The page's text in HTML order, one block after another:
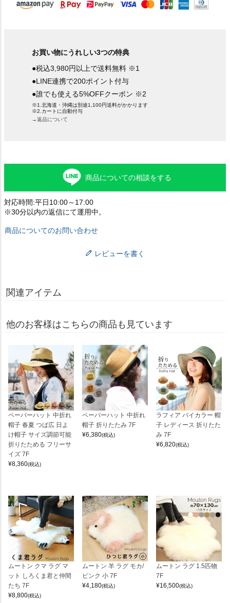
お買い物にうれしい3つの特典
●税込3,980円以上で送料無料 ※1
●LINE連携で200ポイント付与
●誰でも使える5%OFFクーポン ※2
※1.北海道・沖縄は別途1,100円送料がかかります
※2.カートに自動付与
→返品について
商品についての相談をする
対応時間:平日10:00～17:00
※30分以内の返信にて運用中。
商品についてのお問い合わせ
レビューを書く
関連アイテム
他のお客様はこちらの商品も見ています
ペーパーハット 中折れ
帽子 春夏 つば広 日よ
け帽子 サイズ調節可能
折りたためる フリーサ
イズ 7F
¥8,360(税込)
ペーパーハット 中折れ
帽子 折りたたみ 7F
¥6,380(税込)
ラフィア バイカラー 帽
子 レディース 折りたた
み 7F
¥6,820(税込)
ムートン クマ ラグ マ
ット しろくま君と仲間
たち 7F
¥8,800(税込)
ムートン 羊 ラグ モカ/
ピンク 小 7F
¥4,180(税込)
ムートン ラグ 1.5匹物
7F
¥16,500(税込)